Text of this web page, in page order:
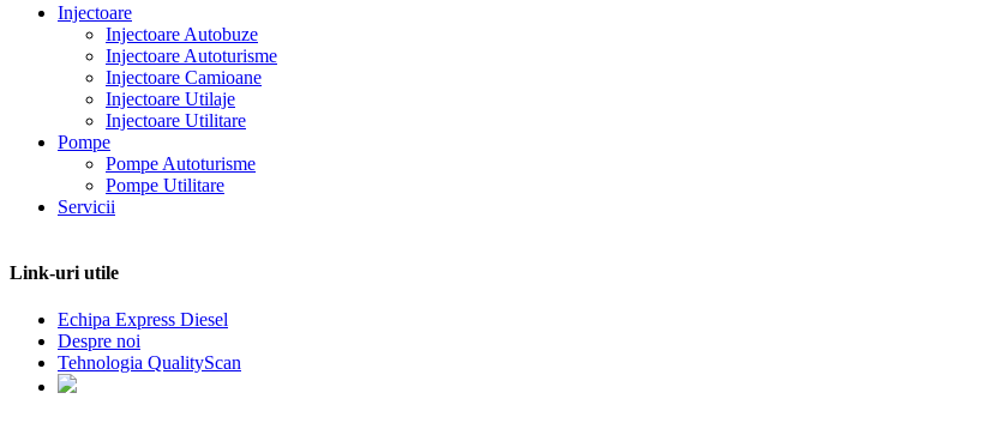
Injectoare
Injectoare Autobuze
Injectoare Autoturisme
Injectoare Camioane
Injectoare Utilaje
Injectoare Utilitare
Pompe
Pompe Autoturisme
Pompe Utilitare
Servicii
Link-uri utile
Echipa Express Diesel
Despre noi
Tehnologia QualityScan